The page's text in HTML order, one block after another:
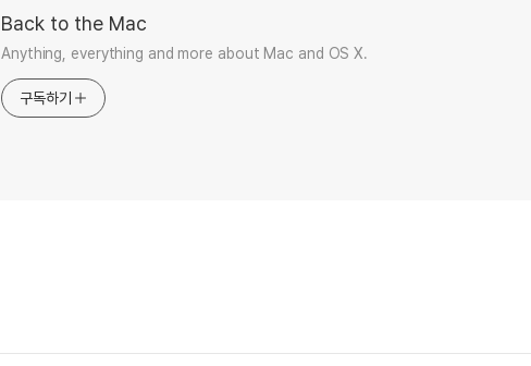
Back to the Mac
Anything, everything and more about Mac and OS X.
구독하기